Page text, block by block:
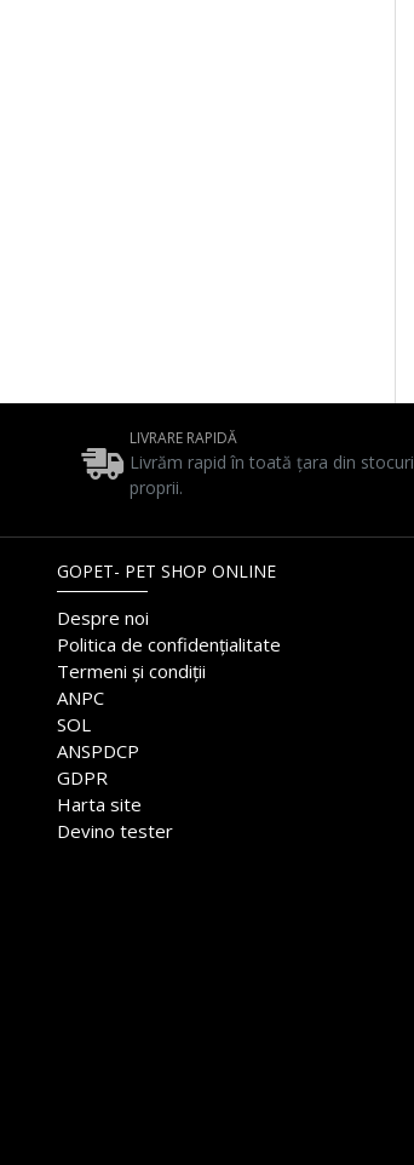
LIVRARE RAPIDĂ
Livrăm rapid în toată țara din stocuri
proprii.
GOPET- PET SHOP ONLINE
Despre noi
Politica de confidențialitate
Termeni și condiții
ANPC
SOL
ANSPDCP
GDPR
Harta site
Devino tester